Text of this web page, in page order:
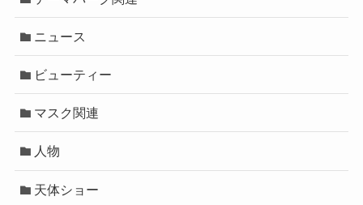
ニュース
ビューティー
マスク関連
人物
天体ショー